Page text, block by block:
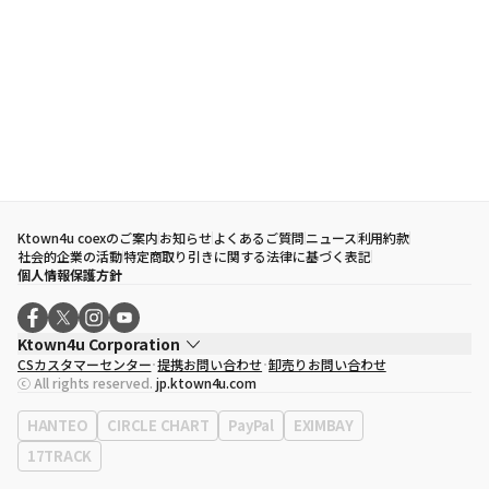
Ktown4u coexのご案内お知らせよくあるご質問ニュース利用約款
社会的企業の活動特定商取り引きに関する法律に基づく表記
個人情報保護方針
Ktown4u Corporation
代表取締役
ソン・ヒョミン
事業者登録番号120-87-71116
eContext
0120-23-7523
事務所住所
ソウル特別市江南区永東大路513、3階(三成洞、coex)
CSカスタマーセンター 提携お問い合わせ 卸売りお問い合わせ
ⓒ All rights reserved. jp.ktown4u.com
HANTEO CIRCLE CHART PayPal
EXIMBAY
17TRACK